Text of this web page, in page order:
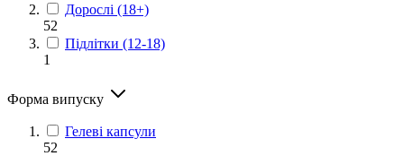
Дорослі (18+)
52
Підлітки (12-18)
1
Форма випуску
Гелеві капсули
52